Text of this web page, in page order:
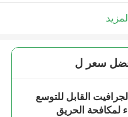
سعر ل
القابل للتوسع
لمكافحة الحريق